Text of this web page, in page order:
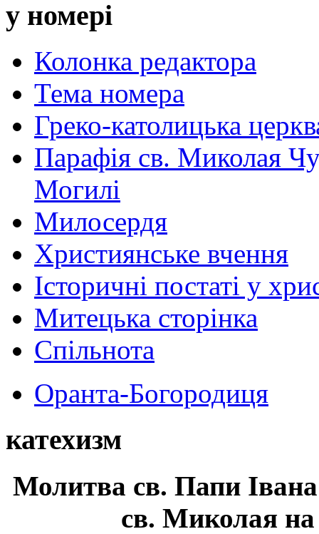
у номері
Колонка редактора
Тема номера
Греко-католицька
Парафія св. Миколая
Могилі
Милосердя
Християнське вчення
Історичні постаті у
Митецька сторінка
Спільнота
Оранта-Богородиця
катехизм
Молитва св. Папи
св. Миколая на